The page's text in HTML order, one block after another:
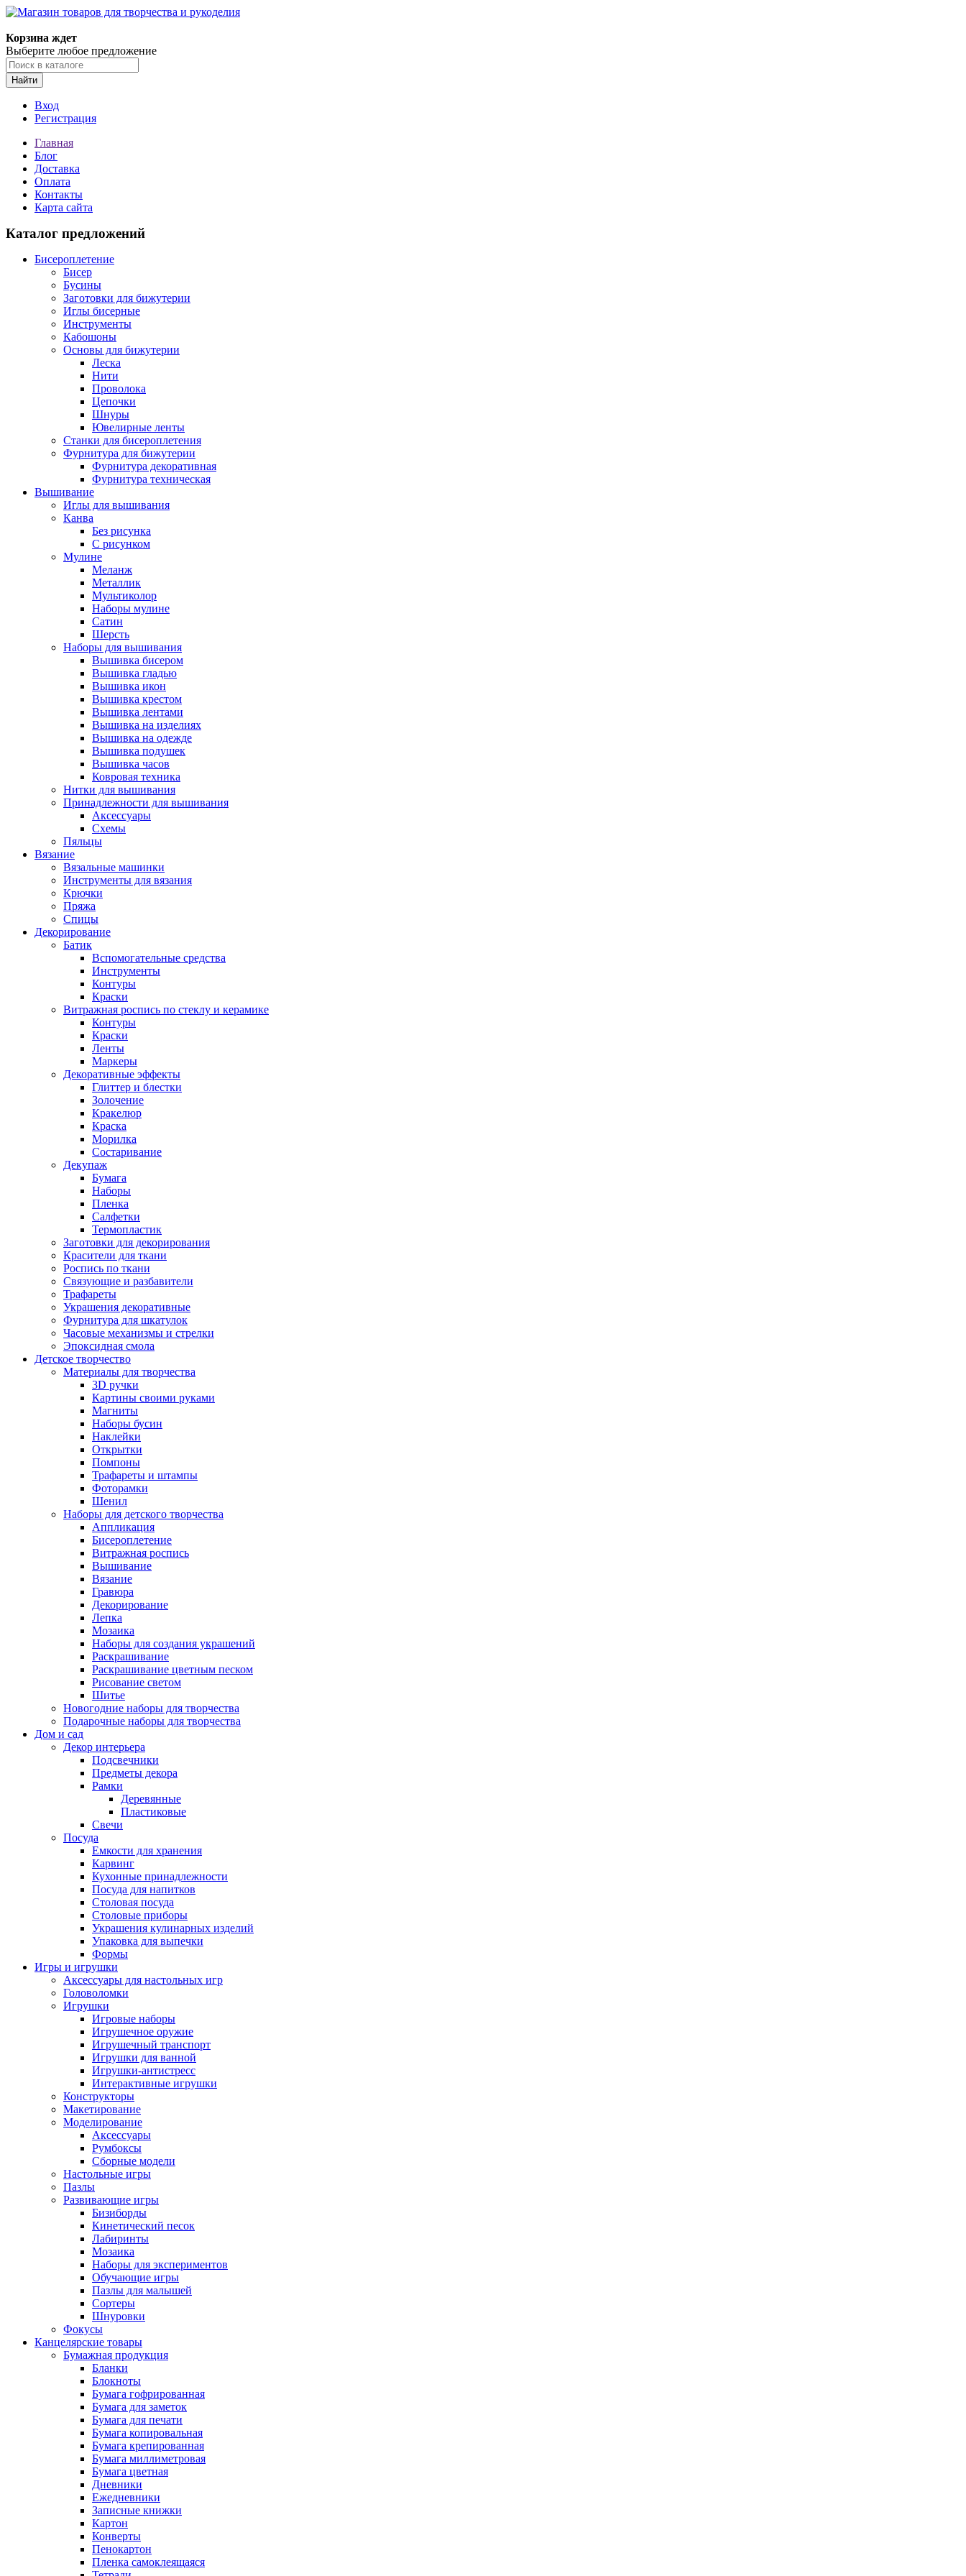
Корзина ждет
Выберите любое предложение
Найти
Вход
Регистрация
Главная
Блог
Доставка
Оплата
Контакты
Карта сайта
Каталог предложений
Бисероплетение
Бисер
Бусины
Заготовки для бижутерии
Иглы бисерные
Инструменты
Кабошоны
Основы для бижутерии
Леска
Нити
Проволока
Цепочки
Шнуры
Ювелирные ленты
Станки для бисероплетения
Фурнитура для бижутерии
Фурнитура декоративная
Фурнитура техническая
Вышивание
Иглы для вышивания
Канва
Без рисунка
С рисунком
Мулине
Меланж
Металлик
Мультиколор
Наборы мулине
Сатин
Шерсть
Наборы для вышивания
Вышивка бисером
Вышивка гладью
Вышивка икон
Вышивка крестом
Вышивка лентами
Вышивка на изделиях
Вышивка на одежде
Вышивка подушек
Вышивка часов
Ковровая техника
Нитки для вышивания
Принадлежности для вышивания
Аксессуары
Схемы
Пяльцы
Вязание
Вязальные машинки
Инструменты для вязания
Крючки
Пряжа
Спицы
Декорирование
Батик
Вспомогательные средства
Инструменты
Контуры
Краски
Витражная роспись по стеклу и керамике
Контуры
Краски
Ленты
Маркеры
Декоративные эффекты
Глиттер и блестки
Золочение
Кракелюр
Краска
Морилка
Состаривание
Декупаж
Бумага
Наборы
Пленка
Салфетки
Термопластик
Заготовки для декорирования
Красители для ткани
Роспись по ткани
Связующие и разбавители
Трафареты
Украшения декоративные
Фурнитура для шкатулок
Часовые механизмы и стрелки
Эпоксидная смола
Детское творчество
Материалы для творчества
3D ручки
Картины своими руками
Магниты
Наборы бусин
Наклейки
Открытки
Помпоны
Трафареты и штампы
Фоторамки
Шенил
Наборы для детского творчества
Аппликация
Бисероплетение
Витражная роспись
Вышивание
Вязание
Гравюра
Декорирование
Лепка
Мозаика
Наборы для создания украшений
Раскрашивание
Раскрашивание цветным песком
Рисование светом
Шитье
Новогодние наборы для творчества
Подарочные наборы для творчества
Дом и сад
Декор интерьера
Подсвечники
Предметы декора
Рамки
Деревянные
Пластиковые
Свечи
Посуда
Емкости для хранения
Карвинг
Кухонные принадлежности
Посуда для напитков
Столовая посуда
Столовые приборы
Украшения кулинарных изделий
Упаковка для выпечки
Формы
Игры и игрушки
Аксессуары для настольных игр
Головоломки
Игрушки
Игровые наборы
Игрушечное оружие
Игрушечный транспорт
Игрушки для ванной
Игрушки-антистресс
Интерактивные игрушки
Конструкторы
Макетирование
Моделирование
Аксессуары
Румбоксы
Сборные модели
Настольные игры
Пазлы
Развивающие игры
Бизиборды
Кинетический песок
Лабиринты
Мозаика
Наборы для экспериментов
Обучающие игры
Пазлы для малышей
Сортеры
Шнуровки
Фокусы
Канцелярские товары
Бумажная продукция
Бланки
Блокноты
Бумага гофрированная
Бумага для заметок
Бумага для печати
Бумага копировальная
Бумага крепированная
Бумага миллиметровая
Бумага цветная
Дневники
Ежедневники
Записные книжки
Картон
Конверты
Пенокартон
Пленка самоклеящаяся